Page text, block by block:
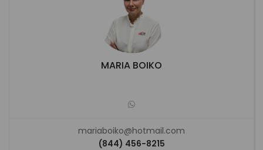
MARIA BOIKO
mariaboiko@hotmail.com
(844) 456-8215